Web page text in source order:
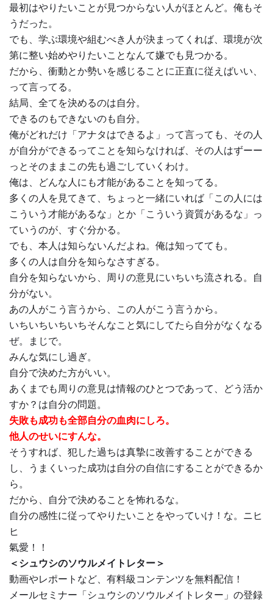
最初はやりたいことが見つからない人がほとんど。俺もそ
うだった。
でも、学ぶ環境や組むべき人が決まってくれば、環境が次
第に整い始めやりたいことなんて嫌でも見つかる。
だから、衝動とか勢いを感じることに正直に従えばいい、
って言ってる。
結局、全てを決めるのは自分。
できるのもできないのも自分。
俺がどれだけ「アナタはできるよ」って言っても、その人
が自分ができるってことを知らなければ、その人はずーー
っとそのままこの先も過ごしていくわけ。
俺は、どんな人にも才能があることを知ってる。
多くの人を見てきて、ちょっと一緒にいれば「この人には
こういう才能があるな」とか「こういう資質があるな」っ
ていうのが、すぐ分かる。
でも、本人は知らないんだよね。俺は知ってても。
多くの人は自分を知らなさすぎる。
自分を知らないから、周りの意見にいちいち流される。自
分がない。
あの人がこう言うから、この人がこう言うから。
いちいちいちいちそんなこと気にしてたら自分がなくなる
ぜ。まじで。
みんな気にし過ぎ。
自分で決めた方がいい。
あくまでも周りの意見は情報のひとつであって、どう活か
すか？は自分の問題。
失敗も成功も全部自分の血肉にしろ。
他人のせいにすんな。
そうすれば、犯した過ちは真摯に改善することができる
し、うまくいった成功は自分の自信にすることができるか
ら。
だから、自分で決めることを怖れるな。
自分の感性に従ってやりたいことをやっていけ！な。ニヒ
ヒ
氣愛！！
＜シュウシのソウルメイトレター＞
動画やレポートなど、有料級コンテンツを無料配信！
メールセミナー「シュウシのソウルメイトレター」の登録